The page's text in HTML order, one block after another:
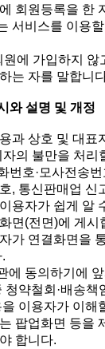
회원등록을 한
서비스를 이용
에 가입하지 않
는 자를 말합니
와 설명 및 개정
과 상호 및 대표
의 불만을 처리
번호·모사전송번
, 통신판매업 신
용자가 쉽게 알
면(전면)에 게시
가 연결화면을
에 동의하기에
약철회·배송책
이용자가 이해
팝업화면 등을
합니다.